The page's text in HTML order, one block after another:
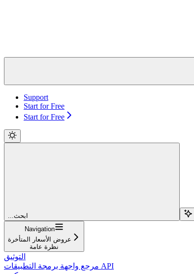
Support
Start for Free
Start for Free
...ابحث
Navigation
عروض الأسعار المتأخرة
نظرة عامة
التوثيق
مرجع واجهة برمجة التطبيقات API